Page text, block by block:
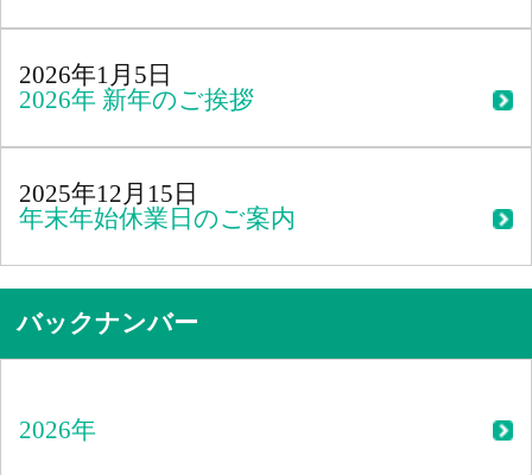
2026年1月5日
2026年 新年のご挨拶
2025年12月15日
年末年始休業日のご案内
バックナンバー
2026年